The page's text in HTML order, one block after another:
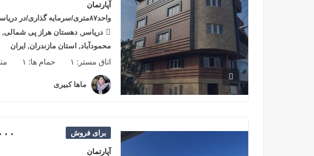
آپارتمان
واحد۸۷متری/سرمایه گذاری/در دریاسر شمالی
دریاسر, دهستان هراز پی
محمودآباد, استان مازندران, ایران
اتاق مستر: ۱ حمام ها: ۱
ماها کبیری
برای فروش
آپارتمان